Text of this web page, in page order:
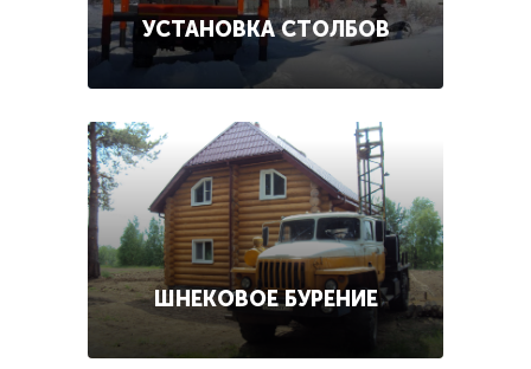
УСТАНОВКА СТОЛБОВ
ШНЕКОВОЕ БУРЕНИЕ